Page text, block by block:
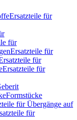
Ersatzteile für
für
Ersatzteile für
für
Ersatzteile für
Formstücke
für Übergänge auf
für